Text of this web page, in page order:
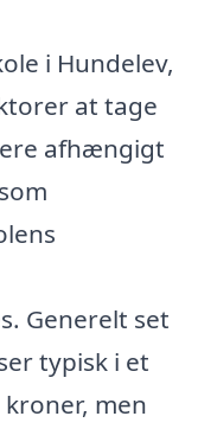
i Hundelev,
at tage
afhængigt
Generelt set
typisk i et
men